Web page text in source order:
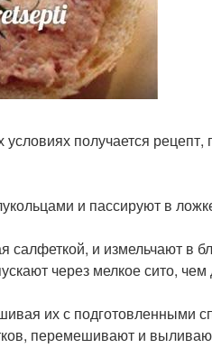
получается рецепт,
и пассируют в
салфеткой, и измельчают в
через мелкое сито, чем
их с подготовленными
перемешивают и